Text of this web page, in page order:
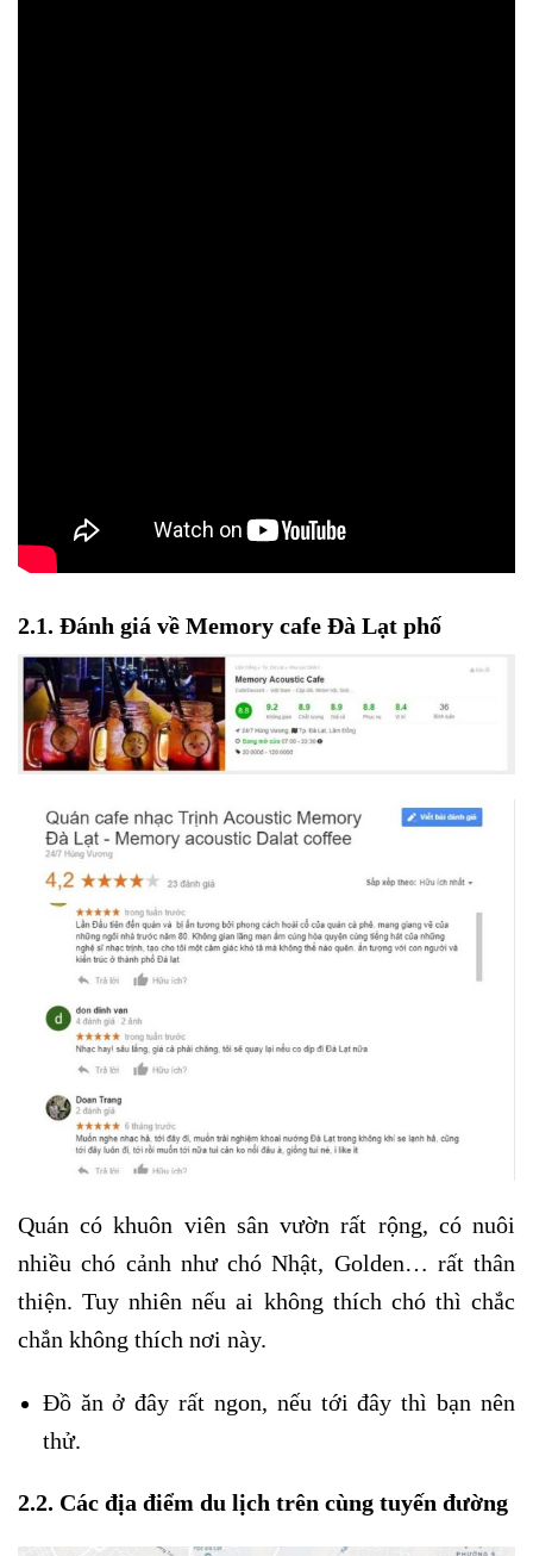
2.1. Đánh giá về Memory cafe Đà Lạt phố
Quán có khuôn viên sân vườn rất rộng, có nuôi
nhiều chó cảnh như chó Nhật, Golden… rất thân
thiện. Tuy nhiên nếu ai không thích chó thì chắc
chắn không thích nơi này.
Đồ ăn ở đây rất ngon, nếu tới đây thì bạn nên
thử.
2.2. Các địa điểm du lịch trên cùng tuyến đường